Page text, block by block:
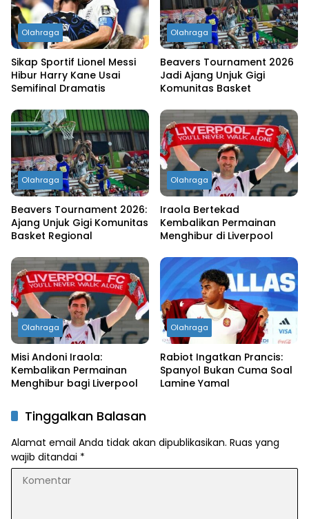
Olahraga
Sikap Sportif Lionel Messi
Hibur Harry Kane Usai
Semifinal Dramatis
Olahraga
Beavers Tournament 2026
Jadi Ajang Unjuk Gigi
Komunitas Basket
Olahraga
Beavers Tournament 2026:
Ajang Unjuk Gigi Komunitas
Basket Regional
Olahraga
Iraola Bertekad
Kembalikan Permainan
Menghibur di Liverpool
Olahraga
Misi Andoni Iraola:
Kembalikan Permainan
Menghibur bagi Liverpool
Olahraga
Rabiot Ingatkan Prancis:
Spanyol Bukan Cuma Soal
Lamine Yamal
Tinggalkan Balasan
Alamat email Anda tidak akan dipublikasikan. Ruas yang
wajib ditandai *